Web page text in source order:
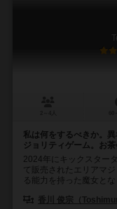
私は何をするべきか。
ジョリティゲーム。お茶
2024年にキックスター
て販売されたエリアマ
る能力を持った魔女と
香川 俊宗（